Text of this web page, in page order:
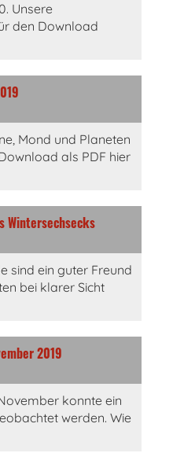
Unsere
den Download
Mond und Planeten
als PDF hier
Wintersechsecks
sind ein guter Freund
bei klarer Sicht
2019
konnte ein
werden. Wie